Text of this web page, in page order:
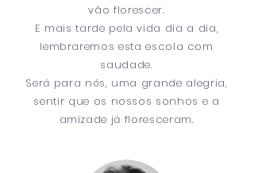
vão florescer.
E mais tarde pela vida dia a dia,
lembraremos esta escola com
saudade.
Será para nós, uma grande alegria,
sentir que os nossos sonhos e a
amizade já floresceram.